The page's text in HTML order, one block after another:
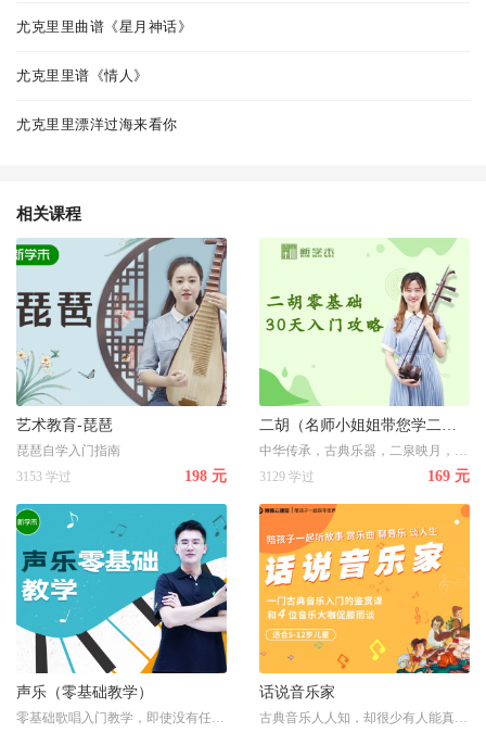
尤克里里曲谱《星月神话》
尤克里里谱《情人》
尤克里里漂洋过海来看你
相关课程
艺术教育-琵琶
琵琶自学入门指南
3153 学过
198 元
二胡（名师小姐姐带您学二胡）
中华传承，古典乐器，二泉映月，声声惹人醉——二胡零基础
3129 学过
169 元
声乐（零基础教学） 话说音乐家